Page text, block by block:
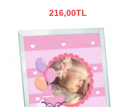
216,00TL